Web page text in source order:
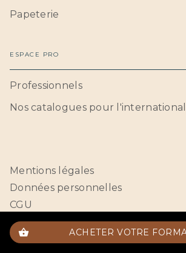
shopping_basket ACHETER VOTRE
Papeterie
ESPACE PRO
Professionnels
Nos catalogues pour l'international
Mentions légales
Données personnelles
CGU
Paramétrer vos cookies